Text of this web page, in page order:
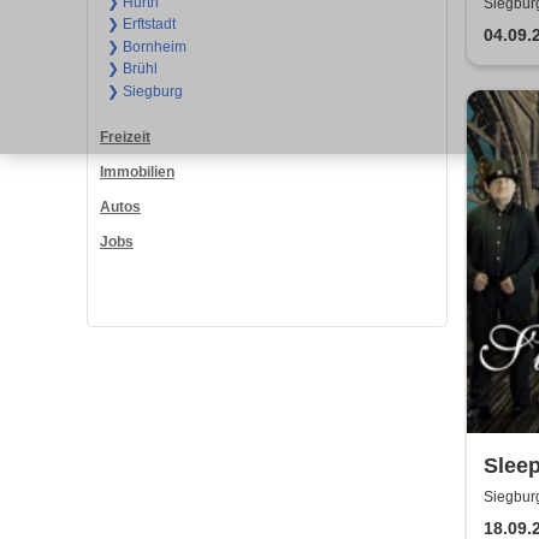
❯ Erftstadt
❯ Bornheim
❯ Brühl
❯ Siegburg
Freizeit
Immobilien
Autos
Jobs